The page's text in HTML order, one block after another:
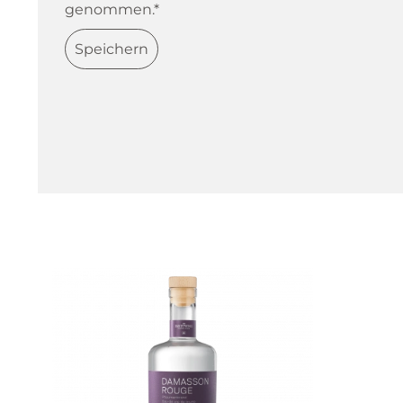
genommen.*
Speichern